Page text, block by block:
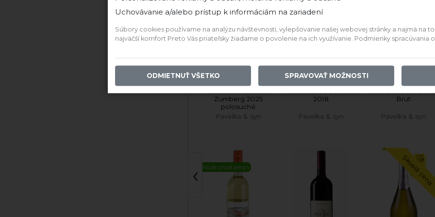
10,20 €
PRIDAŤ DO KOŠÍKA
9,99 €
PRIDAŤ DO KOŠÍKA
5,69 €
PRIDAŤ DO KOŠÍKA PRIDAŤ DO KOŠÍKA
Ďalšie vína z tohto vinárstva
Zumberg 2025
polosuché
Pavelka & syn
Nízkohistamín
2018
Pavelka & syn
Brut
Pavelka & syn
Skvelá cena
‹
Uchovávanie a/alebo prístup k informáciám na zariadení
Súbory cookies používame na analýzu návštevnosti, vylepšovanie našej webovej stránky a najmä na
najväčší komfort Preto Vás priateľsky žiadame o povolenie na ich využívanie. Podmienky spracúvania
ODMIETNUŤ VŠETKO SPRAVOVAŤ MOŽNOSTI